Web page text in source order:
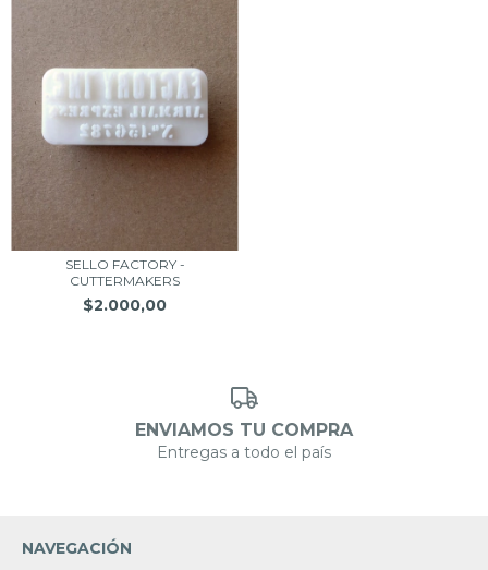
SELLO FACTORY -
CUTTERMAKERS
$2.000,00
ENVIAMOS TU COMPRA
Entregas a todo el país
NAVEGACIÓN